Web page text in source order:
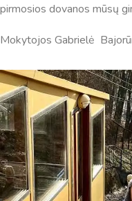
pirmosios dovanos mūsų
Mokytojos Gabrielė
Virtualus asistentas
Sveiki! Taip, aš esu
suteikia man galimybę
dar tobulai atsimenu
informaciją. Jei visgi